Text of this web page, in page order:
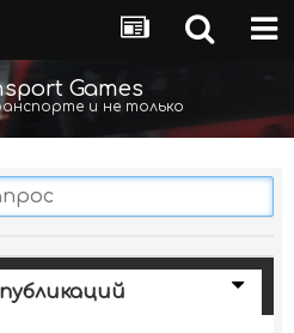
Games
и не только